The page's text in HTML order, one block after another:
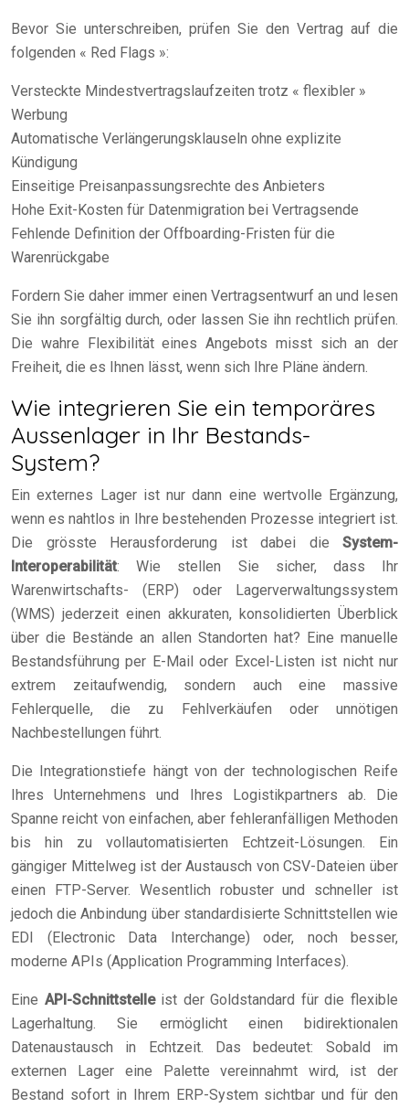
Bevor Sie unterschreiben, prüfen Sie den Vertrag auf die
folgenden « Red Flags »:
Versteckte Mindestvertragslaufzeiten trotz « flexibler »
Werbung
Automatische Verlängerungsklauseln ohne explizite
Kündigung
Einseitige Preisanpassungsrechte des Anbieters
Hohe Exit-Kosten für Datenmigration bei Vertragsende
Fehlende Definition der Offboarding-Fristen für die
Warenrückgabe
Fordern Sie daher immer einen Vertragsentwurf an und lesen
Sie ihn sorgfältig durch, oder lassen Sie ihn rechtlich prüfen.
Die wahre Flexibilität eines Angebots misst sich an der
Freiheit, die es Ihnen lässt, wenn sich Ihre Pläne ändern.
Wie integrieren Sie ein temporäres
Aussenlager in Ihr Bestands-
System?
Ein externes Lager ist nur dann eine wertvolle Ergänzung,
wenn es nahtlos in Ihre bestehenden Prozesse integriert ist.
Die grösste Herausforderung ist dabei die System-
Interoperabilität: Wie stellen Sie sicher, dass Ihr
Warenwirtschafts- (ERP) oder Lagerverwaltungssystem
(WMS) jederzeit einen akkuraten, konsolidierten Überblick
über die Bestände an allen Standorten hat? Eine manuelle
Bestandsführung per E-Mail oder Excel-Listen ist nicht nur
extrem zeitaufwendig, sondern auch eine massive
Fehlerquelle, die zu Fehlverkäufen oder unnötigen
Nachbestellungen führt.
Die Integrationstiefe hängt von der technologischen Reife
Ihres Unternehmens und Ihres Logistikpartners ab. Die
Spanne reicht von einfachen, aber fehleranfälligen Methoden
bis hin zu vollautomatisierten Echtzeit-Lösungen. Ein
gängiger Mittelweg ist der Austausch von CSV-Dateien über
einen FTP-Server. Wesentlich robuster und schneller ist
jedoch die Anbindung über standardisierte Schnittstellen wie
EDI (Electronic Data Interchange) oder, noch besser,
moderne APIs (Application Programming Interfaces).
Eine API-Schnittstelleist der Goldstandard für die flexible
Lagerhaltung. Sie ermöglicht einen bidirektionalen
Datenaustausch in Echtzeit. Das bedeutet: Sobald im
externen Lager eine Palette vereinnahmt wird, ist der
Bestand sofort in Ihrem ERP-System sichtbar und für den